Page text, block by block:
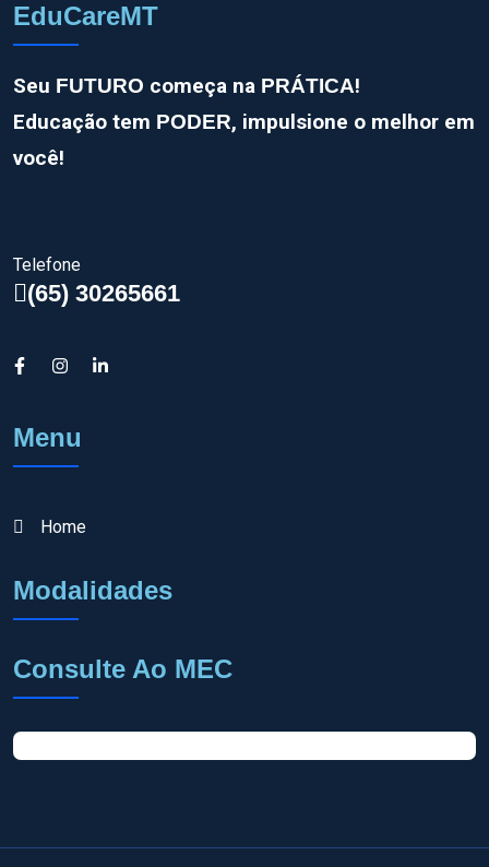
EduCareMT
Seu FUTURO começa na PRÁTICA!
Educação tem PODER, impulsione o melhor em
você!
Telefone
(65) 30265661
Menu
Home
Modalidades
Consulte Ao MEC